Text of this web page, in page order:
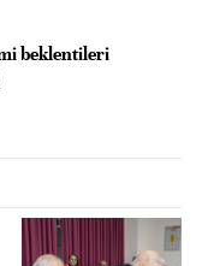
beklentileri